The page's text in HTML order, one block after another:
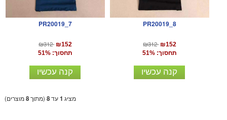
PR20019_7
₪312 ₪152
תחסוך: 51%
קנה עכשיו
PR20019_8
₪312 ₪152
תחסוך: 51%
קנה עכשיו
מציג 1עד8 (מתוך8מוצרים)